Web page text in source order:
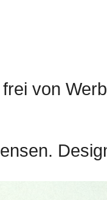
von